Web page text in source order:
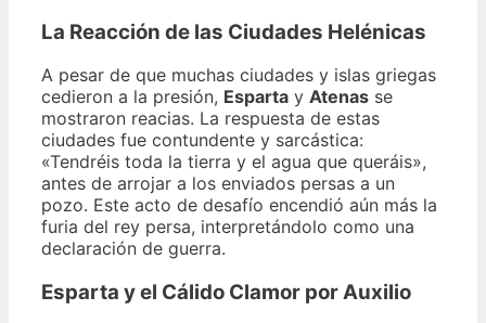
La Reacción de las Ciudades Helénicas
A pesar de que muchas ciudades y islas griegas
cedieron a la presión, Esparta y Atenas se
mostraron reacias. La respuesta de estas
ciudades fue contundente y sarcástica:
«Tendréis toda la tierra y el agua que queráis»,
antes de arrojar a los enviados persas a un
pozo. Este acto de desafío encendió aún más la
furia del rey persa, interpretándolo como una
declaración de guerra.
Esparta y el Cálido Clamor por Auxilio